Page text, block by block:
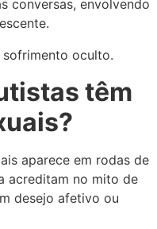
conversas, envolvendo
oculto.
têm
aparece em rodas de
acreditam no mito de
desejo afetivo ou